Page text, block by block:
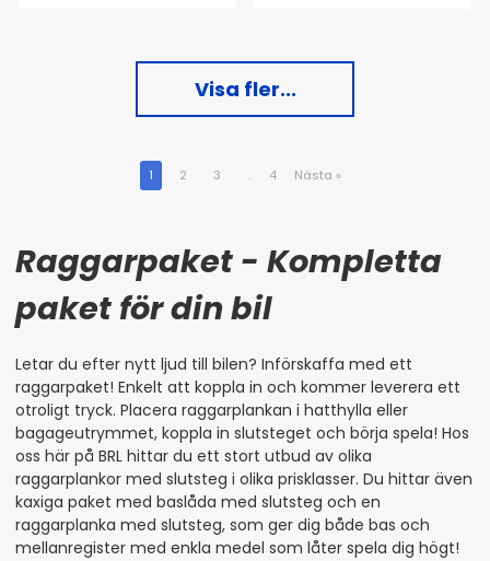
Visa fler...
1 2 3 .. 4 Nästa »
Raggarpaket - Kompletta
paket för din bil
Letar du efter nytt ljud till bilen? Införskaffa med ett
raggarpaket! Enkelt att koppla in och kommer leverera ett
otroligt tryck. Placera raggarplankan i hatthylla eller
bagageutrymmet, koppla in slutsteget och börja spela! Hos
oss här på BRL hittar du ett stort utbud av olika
raggarplankor med slutsteg i olika prisklasser. Du hittar även
kaxiga paket med baslåda med slutsteg och en
raggarplanka med slutsteg, som ger dig både bas och
mellanregister med enkla medel som låter spela dig högt!